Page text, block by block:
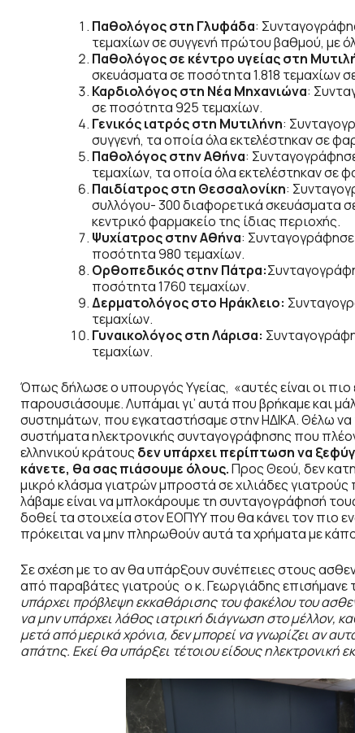
Παθολόγος στη Γλυφάδα:
τεμαχίων σε συγγενή πρώτου βαθμού, με
Παθολόγος σε κέντρο υγείας στη
σκευάσματα σε ποσότητα 1.818 τεμαχίων
Καρδιολόγος στη Νέα Μηχανιώνα:
σε ποσότητα 925 τεμαχίων.
Γενικός ιατρός στη Μυτιλήνη:
συγγενή, τα οποία όλα εκτελέστηκαν σε
Παθολόγος στην Αθήνα:
τεμαχίων, τα οποία όλα εκτελέστηκαν σε
Παιδίατρος στη Θεσσαλονίκη:
συλλόγου- 300 διαφορετικά σκευάσματα
κεντρικό φαρμακείο της ίδιας περιοχής.
Ψυχίατρος στην Αθήνα: Συνταγογράφησε
ποσότητα 980 τεμαχίων.
Ορθοπεδικός στην Πάτρα:
ποσότητα 1760 τεμαχίων.
Δερματολόγος στο Ηράκλειο:
τεμαχίων.
Γυναικολόγος στη Λάρισα:
τεμαχίων.
Όπως δήλωσε ο υπουργός Υγείας, «αυτές είναι οι
παρουσιάσουμε. Λυπάμαι γι’ αυτά που βρήκαμε και
συστημάτων, που εγκαταστήσαμε στην ΗΔΙΚΑ. Θέλω
συστήματα ηλεκτρονικής συνταγογράφησης που
ελληνικού κράτους δεν υπάρχει περίπτωση να
κάνετε, θα σας πιάσουμε όλους.Προς Θεού, δεν
μικρό κλάσμα γιατρών μπροστά σε χιλιάδες
λάβαμε είναι να μπλοκάρουμε τη συνταγογράφησή
δοθεί τα στοιχεία στον ΕΟΠΥΥ που θα κάνει τον πιο
πρόκειται να μην πληρωθούν αυτά τα χρήματα με
Σε σχέση με το αν θα υπάρξουν συνέπειες στους
από παραβάτες γιατρούς ο κ. Γεωργιάδης επισήμανε
υπάρχει πρόβλεψη εκκαθάρισης του φακέλου του
να μην υπάρχει λάθος ιατρική διάγνωση στο μέλλον,
μετά από μερικά χρόνια, δεν μπορεί να γνωρίζει αν
απάτης. Εκεί θα υπάρξει τέτοιου είδους ηλεκτρονική